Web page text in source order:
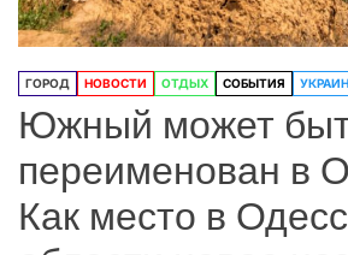
ГОРОД НОВОСТИ ОТДЫХ СОБЫТИЯ
Южный может
переименован в
Как место в